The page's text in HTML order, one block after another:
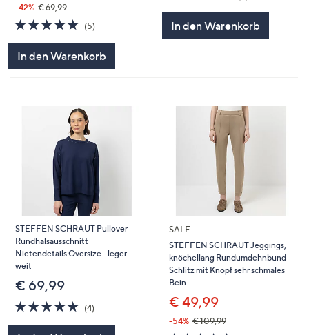
-42% € 69,99
5.0
von
(5)5
In den Warenkorb
von
In den Warenkorb
STEFFEN SCHRAUT Pullover
Rundhalsausschnitt
Nietendetails Oversize - leger
weit
€ 69,99
5.0
von
(4)4
SALE
STEFFEN SCHRAUT Jeggings,
knöchellang Rundumdehnbund
Schlitz mit Knopf sehr schmales
Bein
€ 49,99
-54% € 109,99